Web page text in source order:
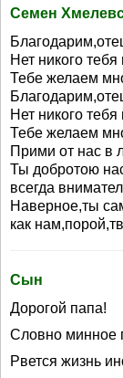
Семен
Нет никого
Тебе желаем
Нет никого
Тебе желаем
Прими от нас в
Ты добротою
всегда
Наверное,ты
как
Сын
Дорогой папа!
Словно минное
Рвется жизнь